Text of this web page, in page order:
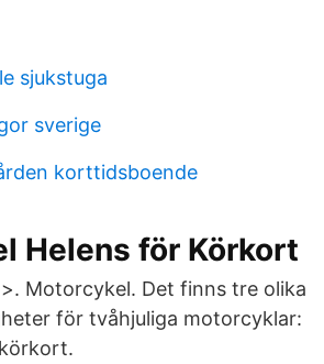
sjukstuga
sverige
korttidsboende
Helens för Körkort
Motorcykel. Det finns tre olika
för tvåhjuliga motorcyklar: